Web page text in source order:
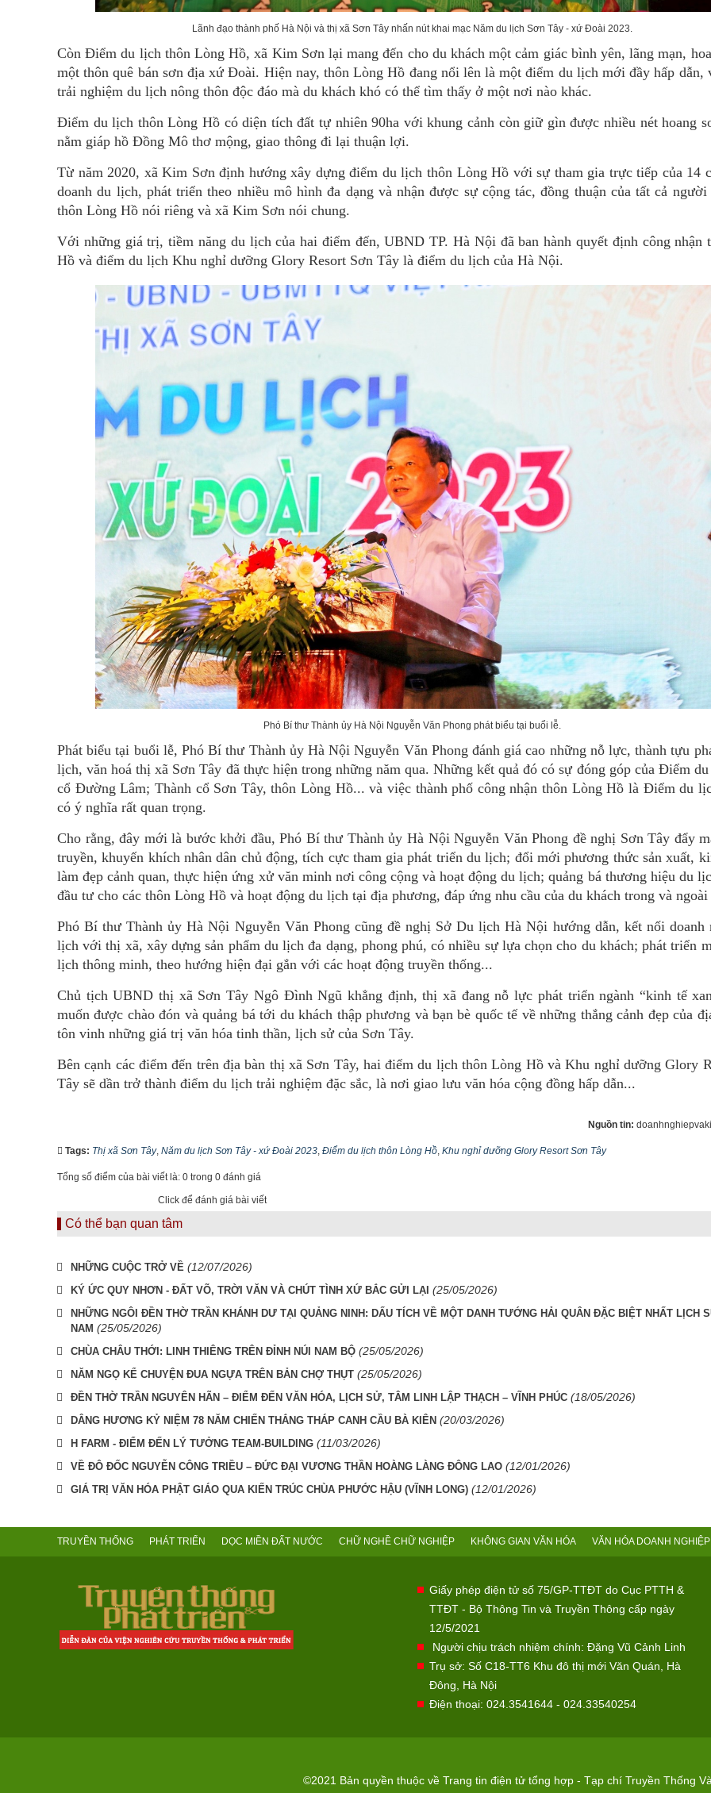
Lãnh đạo thành phố Hà Nội và thị xã Sơn Tây nhấn nút khai mạc Năm du lịch Sơn Tây - xứ Đoài 2023.
Còn Điểm du lịch thôn Lòng Hồ, xã Kim Sơn lại mang đến cho du khách một cảm giác bình yên, lãng mạn,
một thôn quê bán sơn địa xứ Đoài. Hiện nay, thôn Lòng Hồ đang nổi lên là một điểm du lịch mới đầy hấp dẫn,
trải nghiệm du lịch nông thôn độc đáo mà du khách khó có thể tìm thấy ở một nơi nào khác.
Điểm du lịch thôn Lòng Hồ có diện tích đất tự nhiên 90ha với khung cảnh còn giữ gìn được nhiều nét hoang
nằm giáp hồ Đồng Mô thơ mộng, giao thông đi lại thuận lợi.
Từ năm 2020, xã Kim Sơn định hướng xây dựng điểm du lịch thôn Lòng Hồ với sự tham gia trực tiếp của 14
doanh du lịch, phát triển theo nhiều mô hình đa dạng và nhận được sự cộng tác, đồng thuận của tất cả người
thôn Lòng Hồ nói riêng và xã Kim Sơn nói chung.
Với những giá trị, tiềm năng du lịch của hai điểm đến, UBND TP. Hà Nội đã ban hành quyết định công nhận
Hồ và điểm du lịch Khu nghỉ dưỡng Glory Resort Sơn Tây là điểm du lịch của Hà Nội.
Phó Bí thư Thành ủy Hà Nội Nguyễn Văn Phong phát biểu tại buổi lễ.
Phát biểu tại buổi lễ, Phó Bí thư Thành ủy Hà Nội Nguyễn Văn Phong đánh giá cao những nỗ lực, thành tựu
lịch, văn hoá thị xã Sơn Tây đã thực hiện trong những năm qua. Những kết quả đó có sự đóng góp của Điểm
cổ Đường Lâm; Thành cổ Sơn Tây, thôn Lòng Hồ... và việc thành phố công nhận thôn Lòng Hồ là Điểm du
có ý nghĩa rất quan trọng.
Cho rằng, đây mới là bước khởi đầu, Phó Bí thư Thành ủy Hà Nội Nguyễn Văn Phong đề nghị Sơn Tây đẩy
truyền, khuyến khích nhân dân chủ động, tích cực tham gia phát triển du lịch; đổi mới phương thức sản xuất,
làm đẹp cảnh quan, thực hiện ứng xử văn minh nơi công cộng và hoạt động du lịch; quảng bá thương hiệu du
đầu tư cho các thôn Lòng Hồ và hoạt động du lịch tại địa phương, đáp ứng nhu cầu của du khách trong và
Phó Bí thư Thành ủy Hà Nội Nguyễn Văn Phong cũng đề nghị Sở Du lịch Hà Nội hướng dẫn, kết nối doanh
lịch với thị xã, xây dựng sản phẩm du lịch đa dạng, phong phú, có nhiều sự lựa chọn cho du khách; phát triển
lịch thông minh, theo hướng hiện đại gắn với các hoạt động truyền thống...
Chủ tịch UBND thị xã Sơn Tây Ngô Đình Ngũ khẳng định, thị xã đang nỗ lực phát triển ngành “kinh tế
muốn được chào đón và quảng bá tới du khách thập phương và bạn bè quốc tế về những thắng cảnh đẹp của
tôn vinh những giá trị văn hóa tinh thần, lịch sử của Sơn Tây.
Bên cạnh các điểm đến trên địa bàn thị xã Sơn Tây, hai điểm du lịch thôn Lòng Hồ và Khu nghỉ dưỡng Glory
Tây sẽ dần trở thành điểm du lịch trải nghiệm đặc sắc, là nơi giao lưu văn hóa cộng đồng hấp dẫn...
Nguồn tin:
Tags: Thị xã Sơn Tây, Năm du lịch Sơn Tây - xứ Đoài 2023 Điểm du lịch thôn Lòng Hồ Khu nghỉ dưỡng Glory Resort Sơn Tây
Tổng số điểm của bài viết là: 0 trong 0 đánh giá
Click để đánh giá bài viết
Có thể bạn quan tâm
NHỮNG CUỘC TRỞ VỀ (12/07/2026)
KÝ ỨC QUY NHƠN - ĐẤT VÕ, TRỜI VĂN VÀ CHÚT TÌNH XỨ BẮC GỬI LẠI (25/05/2026)
NHỮNG NGÔI ĐỀN THỜ TRẦN KHÁNH DƯ TẠI QUẢNG NINH: DẤU TÍCH VỀ MỘT DANH TƯỚNG HẢI QUÂN ĐẶC BIỆT NHẤT LỊCH
NAM (25/05/2026)
CHÙA CHÂU THỚI: LINH THIÊNG TRÊN ĐỈNH NÚI NAM BỘ (25/05/2026)
NĂM NGỌ KỂ CHUYỆN ĐUA NGỰA TRÊN BẢN CHỢ THỤT (25/05/2026)
ĐỀN THỜ TRẦN NGUYÊN HÃN – ĐIỂM ĐẾN VĂN HÓA, LỊCH SỬ, TÂM LINH LẬP THẠCH – VĨNH PHÚC (18/05/2026)
DÂNG HƯƠNG KỶ NIỆM 78 NĂM CHIẾN THẮNG THÁP CANH CẦU BÀ KIÊN (20/03/2026)
H FARM - ĐIỂM ĐẾN LÝ TƯỞNG TEAM-BUILDING (11/03/2026)
VỀ ĐÔ ĐỐC NGUYỄN CÔNG TRIỀU – ĐỨC ĐẠI VƯƠNG THẦN HOÀNG LÀNG ĐÔNG LAO (12/01/2026)
GIÁ TRỊ VĂN HÓA PHẬT GIÁO QUA KIẾN TRÚC CHÙA PHƯỚC HẬU (VĨNH LONG) (12/01/2026)
TRUYỀN THỐNG PHÁT TRIỂN DỌC MIỀN ĐẤT NƯỚC CHỮ NGHỀ CHỮ NGHIỆP KHÔNG GIAN VĂN HÓA VĂN HÓA DOANH NGHIỆP
Giấy phép điện tử số 75/GP-TTĐT do Cục PTTH &
TTĐT - Bộ Thông Tin và Truyền Thông cấp ngày
12/5/2021
Người chịu trách nhiệm chính: Đặng Vũ Cảnh Linh
Trụ sở: Số C18-TT6 Khu đô thị mới Văn Quán, Hà
Đông, Hà Nội
Điện thoại: 024.3541644 - 024.33540254
©2021 Bản quyền thuộc về Trang tin điện tử tổng hợp - Tạp chí Truyền Thống